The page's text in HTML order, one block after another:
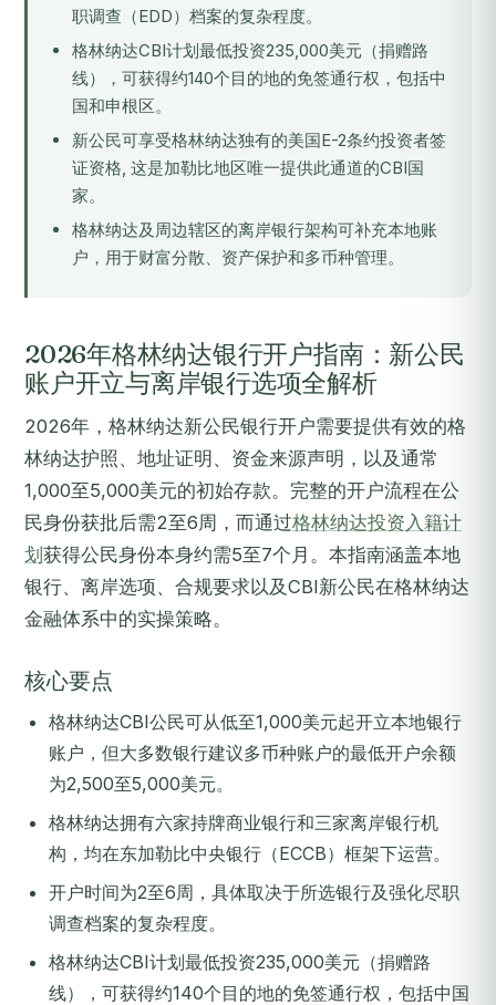
职调查（EDD）档案的复杂程度。
格林纳达CBI计划最低投资235,000美元（捐赠路
线），可获得约140个目的地的免签通行权，包括中
国和申根区。
新公民可享受格林纳达独有的美国E-2条约投资者签
证资格, 这是加勒比地区唯一提供此通道的CBI国
家。
格林纳达及周边辖区的离岸银行架构可补充本地账
户，用于财富分散、资产保护和多币种管理。
2026年格林纳达银行开户指南：新公民
账户开立与离岸银行选项全解析
2026年，格林纳达新公民银行开户需要提供有效的格
林纳达护照、地址证明、资金来源声明，以及通常
1,000至5,000美元的初始存款。完整的开户流程在公
民身份获批后需2至6周，而通过格林纳达投资入籍计
划 获得公民身份本身约需5至7个月。本指南涵盖本地
银行、离岸选项、合规要求以及CBI新公民在格林纳达
金融体系中的实操策略。
核心要点
格林纳达CBI公民可从低至1,000美元起开立本地银行
账户，但大多数银行建议多币种账户的最低开户余额
为2,500至5,000美元。
格林纳达拥有六家持牌商业银行和三家离岸银行机
构，均在东加勒比中央银行（ECCB）框架下运营。
开户时间为2至6周，具体取决于所选银行及强化尽职
调查档案的复杂程度。
格林纳达CBI计划最低投资235,000美元（捐赠路
线），可获得约140个目的地的免签通行权，包括中国